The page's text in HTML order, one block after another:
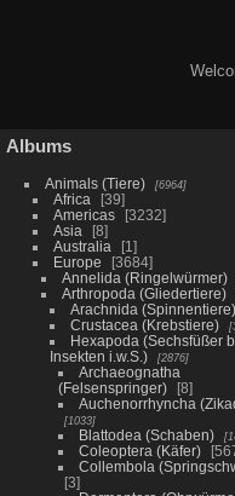
Albums
Animals (Tiere) 6964
Africa
39
Americas
3232
Asia
8
Australia
1
Europe
3684
Annelida (Ringelwürmer)
Arthropoda (Gliedertiere)
Arachnida (Spinnentiere)
Crustacea (Krebstiere)
Hexapoda (Sechsfüßer
Insekten i.w.S.)
2876
Archaeognatha
(Felsenspringer)
8
Auchenorrhyncha
1033
Blattodea (Schaben)
Coleoptera (Käfer)
Collembola
3